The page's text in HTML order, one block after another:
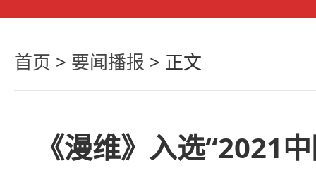
首页 > 要闻播报 > 正文
《漫维》入选“2021